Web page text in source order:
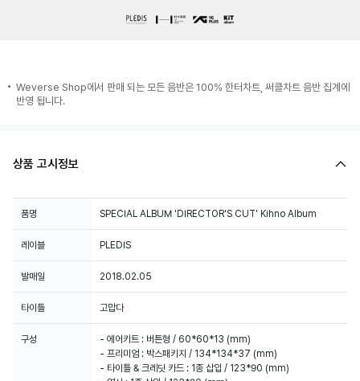
Weverse Shop에서 판매 되는 모든 음반은 100% 한터차트, 써클차트 음반 집계에
반영 됩니다.
상품 고시정보
품명 SPECIAL ALBUM 'DIRECTOR'S CUT' Kihno Album
레이블 PLEDIS
발매일 2018.02.05
타이틀 고맙다
구성
- 에어키트 : 버튼형 / 60*60*13 (mm)
- 프리미엄 : 박스패키지 / 134*134*37 (mm)
- 타이틀 & 크레딧 카드 : 1종 삽입 / 123*90 (mm)